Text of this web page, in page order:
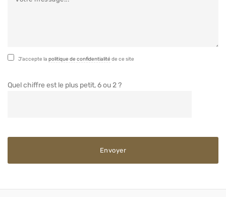
J'accepte lapolitique de confidentialité de ce site
Quel chiffre est le plus petit, 6 ou 2 ?